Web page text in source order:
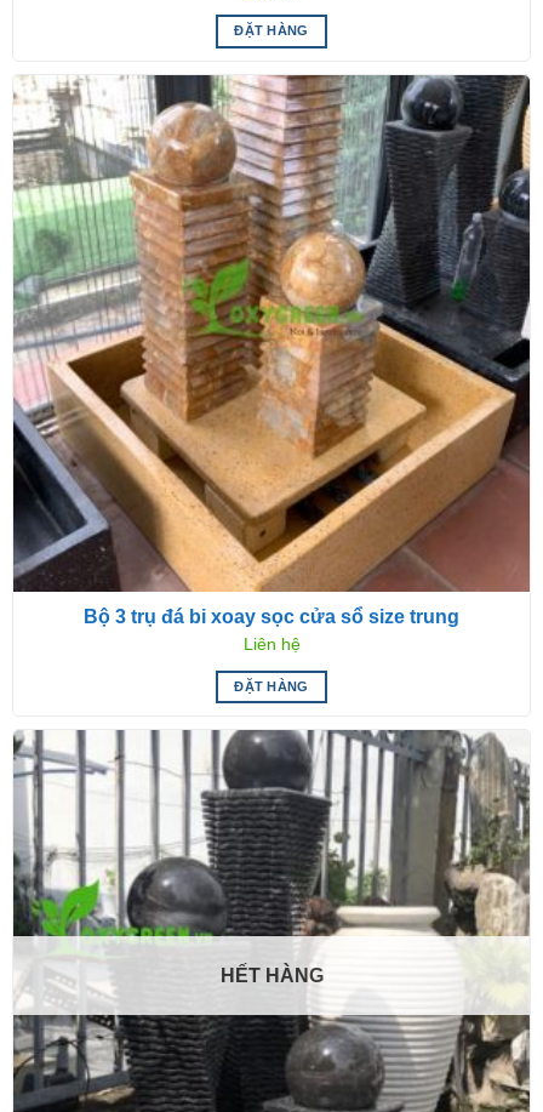
ĐẶT HÀNG
Bộ 3 trụ đá bi xoay sọc cửa sổ size trung
Liên hệ
ĐẶT HÀNG
HẾT HÀNG